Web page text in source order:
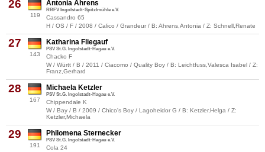
26
119
Antonia Ahrens
RRFV Ingolstadt-Spitzlmühle e.V.
Cassandro 65
H / OS / F / 2008 / Calico / Grandeur / B: Ahrens,Antonia / Z: Schnell,Renate
27
143
Katharina Fliegauf
PSV St.G. Ingolstadt-Hagau e.V.
Chacko F
W / Württ / B / 2011 / Ciacomo / Quality Boy / B: Leichtfuss,Valesca Isabel / Z:
Franz,Gerhard
28
167
Michaela Ketzler
PSV St.G. Ingolstadt-Hagau e.V.
Chippendale K
W / Bay / B / 2009 / Chico's Boy / Lagoheidor G / B: Ketzler,Helga / Z:
Ketzler,Michaela
29
191
Philomena Sternecker
PSV St.G. Ingolstadt-Hagau e.V.
Cola 24